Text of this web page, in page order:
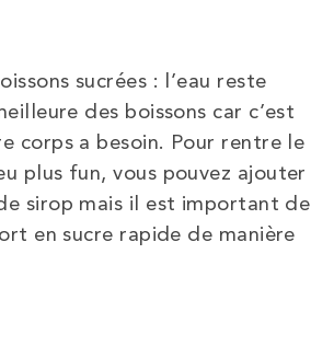
sucrées : l’eau reste
des boissons car c’est
corps a besoin. Pour rentre le
plus fun, vous pouvez ajouter
sirop mais il est important de
en sucre rapide de manière